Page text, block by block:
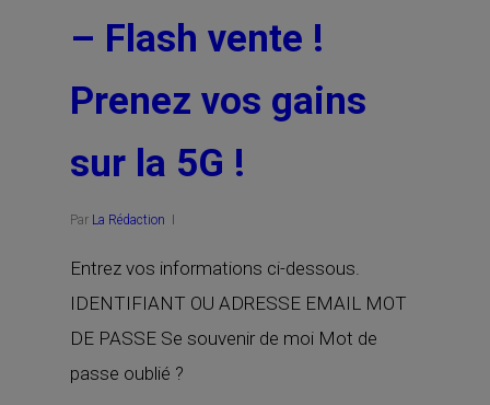
– Flash vente !
Prenez vos gains
sur la 5G !
Par La Rédaction
Entrez vos informations ci-dessous.
IDENTIFIANT OU ADRESSE EMAIL MOT
DE PASSE Se souvenir de moi Mot de
passe oublié ?